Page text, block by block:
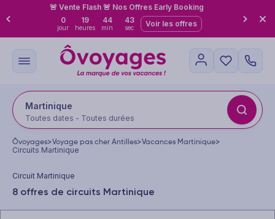
🚨 Vente Flash 🚨 Nos Offres Early Booking
0
jour
19
heures
44
min
42
sec Voir les offres
Martinique
Toutes dates - Toutes durées
Ôvoyages>Voyage pas cher Antilles>Vacances Martinique>
Circuits Martinique
Circuit Martinique
8 offres de circuits Martinique